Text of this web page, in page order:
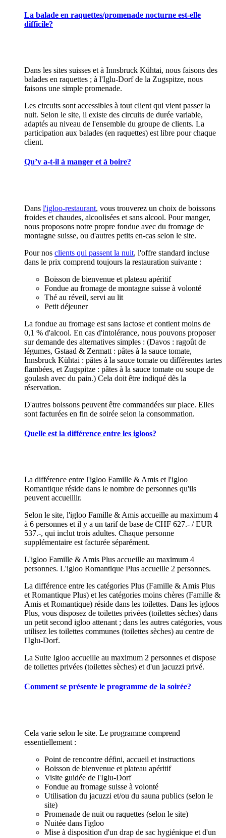
La balade en raquettes/promenade nocturne est-elle
difficile?
Dans les sites suisses et à Innsbruck Kühtai, nous faisons des
balades en raquettes ; à l'Iglu-Dorf de la Zugspitze, nous
faisons une simple promenade.
Les circuits sont accessibles à tout client qui vient passer la
nuit. Selon le site, il existe des circuits de durée variable,
adaptés au niveau de l'ensemble du groupe de clients. La
participation aux balades (en raquettes) est libre pour chaque
client.
Qu’y a-t-il à manger et à boire?
Dans l'igloo-restaurant, vous trouverez un choix de boissons
froides et chaudes, alcoolisées et sans alcool. Pour manger,
nous proposons notre propre fondue avec du fromage de
montagne suisse, ou d'autres petits en-cas selon le site.
Pour nos clients qui passent la nuit, l'offre standard incluse
dans le prix comprend toujours la restauration suivante :
Boisson de bienvenue et plateau apéritif
Fondue au fromage de montagne suisse à volonté
Thé au réveil, servi au lit
Petit déjeuner
La fondue au fromage est sans lactose et contient moins de
0,1 % d'alcool. En cas d'intolérance, nous pouvons proposer
sur demande des alternatives simples : (Davos : ragoût de
légumes, Gstaad & Zermatt : pâtes à la sauce tomate,
Innsbruck Kühtai : pâtes à la sauce tomate ou différentes tartes
flambées, et Zugspitze : pâtes à la sauce tomate ou soupe de
goulash avec du pain.) Cela doit être indiqué dès la
réservation.
D'autres boissons peuvent être commandées sur place. Elles
sont facturées en fin de soirée selon la consommation.
Quelle est la différence entre les igloos?
La différence entre l'igloo Famille & Amis et l'igloo
Romantique réside dans le nombre de personnes qu'ils
peuvent accueillir.
Selon le site, l'igloo Famille & Amis accueille au maximum 4
à 6 personnes et il y a un tarif de base de CHF 627.- / EUR
537.-, qui inclut trois adultes. Chaque personne
supplémentaire est facturée séparément.
L'igloo Famille & Amis Plus accueille au maximum 4
personnes. L'igloo Romantique Plus accueille 2 personnes.
La différence entre les catégories Plus (Famille & Amis Plus
et Romantique Plus) et les catégories moins chères (Famille &
Amis et Romantique) réside dans les toilettes. Dans les igloos
Plus, vous disposez de toilettes privées (toilettes sèches) dans
un petit second igloo attenant ; dans les autres catégories, vous
utilisez les toilettes communes (toilettes sèches) au centre de
l'Iglu-Dorf.
La Suite Igloo accueille au maximum 2 personnes et dispose
de toilettes privées (toilettes sèches) et d'un jacuzzi privé.
Comment se présente le programme de la soirée?
Cela varie selon le site. Le programme comprend
essentiellement :
Point de rencontre défini, accueil et instructions
Boisson de bienvenue et plateau apéritif
Visite guidée de l'Iglu-Dorf
Fondue au fromage suisse à volonté
Utilisation du jacuzzi et/ou du sauna publics (selon le
site)
Promenade de nuit ou raquettes (selon le site)
Nuitée dans l'igloo
Mise à disposition d'un drap de sac hygiénique et d'un